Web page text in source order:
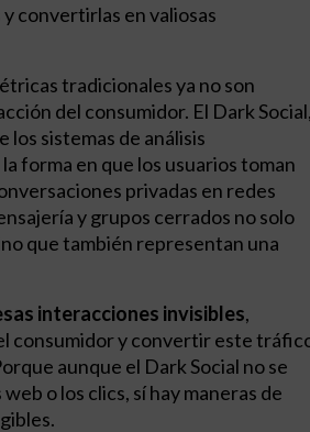
convertirlas en valiosas
tradicionales ya no son
del consumidor. El Dark
sistemas de análisis
forma en que los usuarios toman
privadas en redes
y grupos cerrados no solo
que también representan una
interacciones invisibles,
consumidor y convertir este
aunque el Dark Social no se
o los clics, sí hay maneras de